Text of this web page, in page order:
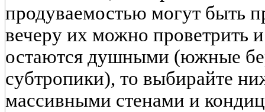
продуваемостью могут быть
вечеру их можно проветрить
остаются душными (южные
субтропики), то выбирайте
массивными стенами и